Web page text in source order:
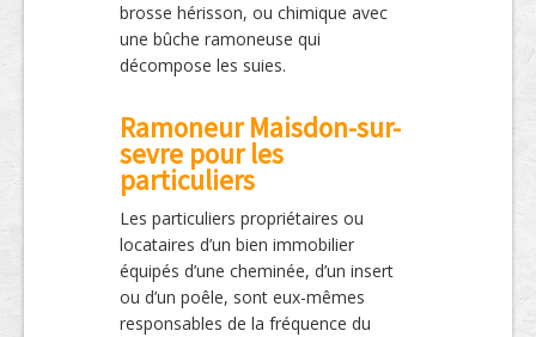
brosse hérisson, ou chimique avec
une bûche ramoneuse qui
décompose les suies.
Ramoneur Maisdon-sur-
sevre pour les
particuliers
Les particuliers propriétaires ou
locataires d’un bien immobilier
équipés d’une cheminée, d’un insert
ou d’un poêle, sont eux-mêmes
responsables de la fréquence du